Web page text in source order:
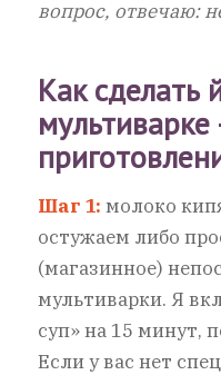
вопрос, отвечаю:
Как сделать
Шаг 1: молоко
остужаем либо
(магазинное)
мультиварки. Я
суп» на 15 минут,
Если у вас нет